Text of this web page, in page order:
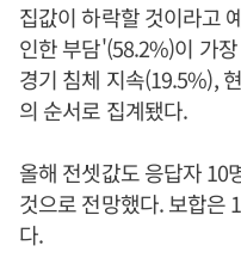
집값이 하락할 것이라고
인한 부담'(58.2%)이 가
경기 침체 지속(19.5%),
의 순서로 집계됐다.
올해 전셋값도 응답자 10
것으로 전망했다. 보합은
다.